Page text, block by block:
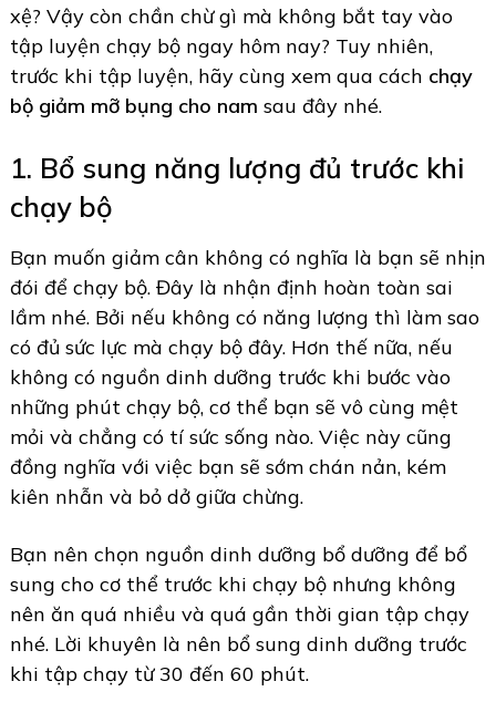
xệ? Vậy còn chần chừ gì mà không bắt tay vào
tập luyện chạy bộ ngay hôm nay? Tuy nhiên,
trước khi tập luyện, hãy cùng xem qua cách chạy
bộ giảm mỡ bụng cho nam sau đây nhé.
1. Bổ sung năng lượng đủ trước khi
chạy bộ
Bạn muốn giảm cân không có nghĩa là bạn sẽ nhịn
đói để chạy bộ. Đây là nhận định hoàn toàn sai
lầm nhé. Bởi nếu không có năng lượng thì làm sao
có đủ sức lực mà chạy bộ đây. Hơn thế nữa, nếu
không có nguồn dinh dưỡng trước khi bước vào
những phút chạy bộ, cơ thể bạn sẽ vô cùng mệt
mỏi và chẳng có tí sức sống nào. Việc này cũng
đồng nghĩa với việc bạn sẽ sớm chán nản, kém
kiên nhẫn và bỏ dở giữa chừng.
Bạn nên chọn nguồn dinh dưỡng bổ dưỡng để bổ
sung cho cơ thể trước khi chạy bộ nhưng không
nên ăn quá nhiều và quá gần thời gian tập chạy
nhé. Lời khuyên là nên bổ sung dinh dưỡng trước
khi tập chạy từ 30 đến 60 phút.